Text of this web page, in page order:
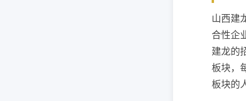
山西建
合性企
建龙的
板块，
板块的